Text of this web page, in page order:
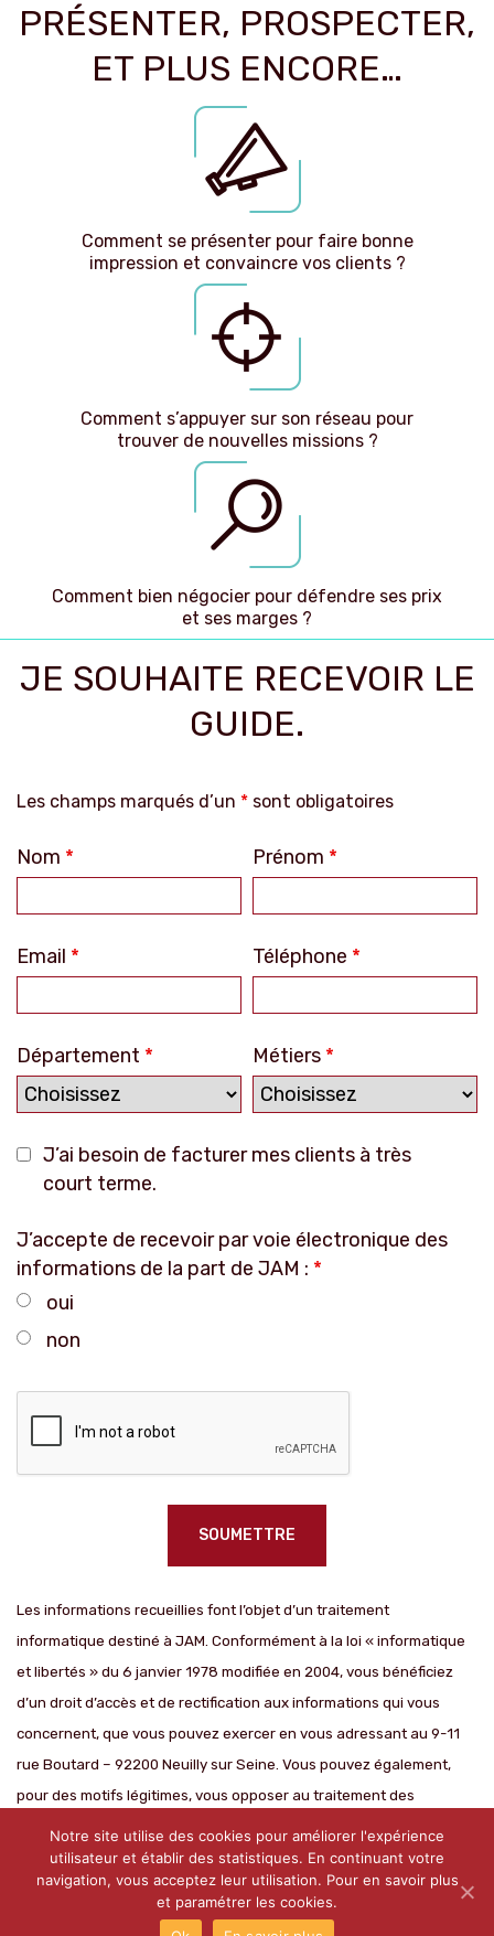
PRÉSENTER, PROSPECTER,
ET PLUS ENCORE…
Comment se présenter pour faire bonne
impression et convaincre vos clients ?
Comment s’appuyer sur son réseau pour
trouver de nouvelles missions ?
Comment bien négocier pour défendre ses prix
et ses marges ?
JE SOUHAITE RECEVOIR LE
GUIDE.
Les champs marqués d’un * sont obligatoires
Nom * Prénom *
Email * Téléphone *
Département * Métiers *
J’ai besoin de facturer mes clients à très
court terme.
J’accepte de recevoir par voie électronique des
informations de la part de JAM : *
oui
non
Les informations recueillies font l’objet d’un traitement
informatique destiné à JAM. Conformément à la loi « informatique
et libertés » du 6 janvier 1978 modifiée en 2004, vous bénéficiez
d’un droit d’accès et de rectification aux informations qui vous
concernent, que vous pouvez exercer en vous adressant au 9-11
rue Boutard – 92200 Neuilly sur Seine. Vous pouvez également,
pour des motifs légitimes, vous opposer au traitement des
Notre site utilise des cookies pour améliorer l'expérience
utilisateur et établir des statistiques. En continuant votre
navigation, vous acceptez leur utilisation. Pour en savoir plus
et paramétrer les cookies.